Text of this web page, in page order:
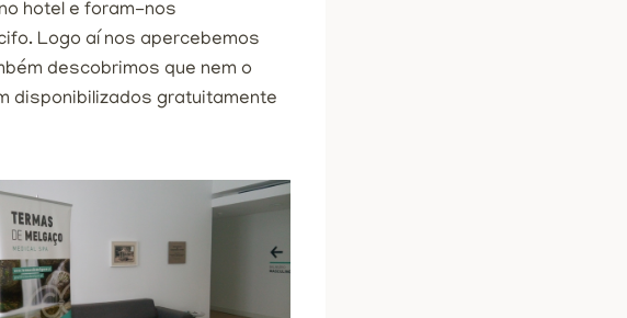
hotel e foram-nos
Logo aí nos apercebemos
descobrimos que nem o
disponibilizados gratuitamente